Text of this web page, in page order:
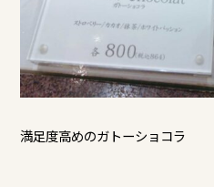
満足度高めのガトーショコラ